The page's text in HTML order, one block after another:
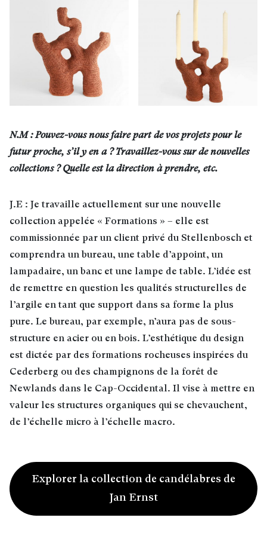
N.M : Pouvez-vous nous faire part de vos projets pour le
futur proche, s’il y en a ? Travaillez-vous sur de nouvelles
collections ? Quelle est la direction à prendre, etc.
J.E : Je travaille actuellement sur une nouvelle
collection appelée « Formations » – elle est
commissionnée par un client privé du Stellenbosch et
comprendra un bureau, une table d’appoint, un
lampadaire, un banc et une lampe de table. L’idée est
de remettre en question les qualités structurelles de
l’argile en tant que support dans sa forme la plus
pure. Le bureau, par exemple, n’aura pas de sous-
structure en acier ou en bois. L’esthétique du design
est dictée par des formations rocheuses inspirées du
Cederberg ou des champignons de la forêt de
Newlands dans le Cap-Occidental. Il vise à mettre en
valeur les structures organiques qui se chevauchent,
de l’échelle micro à l’échelle macro.
Explorer la collection de candélabres de
Jan Ernst